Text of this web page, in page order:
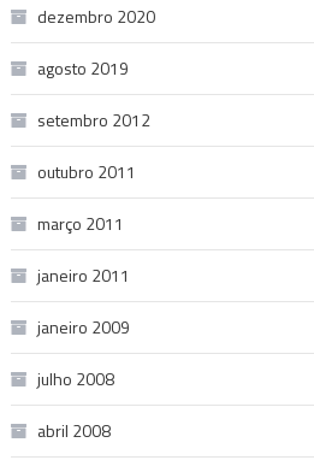
dezembro 2020
agosto 2019
setembro 2012
outubro 2011
março 2011
janeiro 2011
janeiro 2009
julho 2008
abril 2008